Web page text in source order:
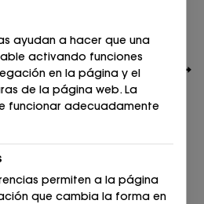
ayudan a hacer que una
activando funciones
en la página y el
de la página web. La
funcionar adecuadamente
permiten a la página
que cambia la forma en